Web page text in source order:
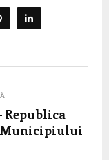
Republica
Municipiului